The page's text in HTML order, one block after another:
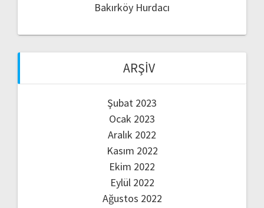
Bakırköy Hurdacı
ARŞIV
Şubat 2023
Ocak 2023
Aralık 2022
Kasım 2022
Ekim 2022
Eylül 2022
Ağustos 2022